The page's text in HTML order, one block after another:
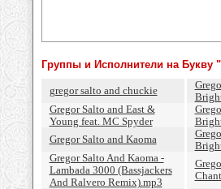
Группы и Исполнители на Букву
gregor salto and chuckie
Gregor Salto and East &
Young feat. MC Spyder
Gregor Salto and Kaoma
Gregor Salto And Kaoma -
Lambada 3000 (Bassjackers
And Ralvero Remix).mp3